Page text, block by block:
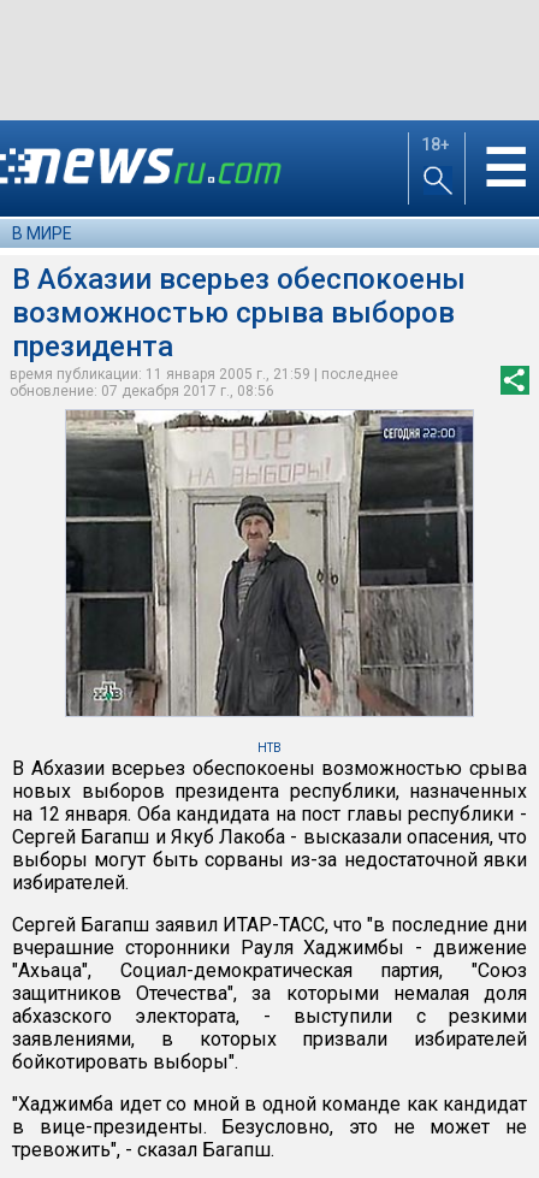
18+ ☰
В МИРЕ
В Абхазии всерьез обеспокоены
возможностью срыва выборов
президента
время публикации: 11 января 2005 г., 21:59 | последнее
обновление: 07 декабря 2017 г., 08:56
НТВ
В Абхазии всерьез обеспокоены возможностью срыва
новых выборов президента республики, назначенных
на 12 января. Оба кандидата на пост главы республики -
Сергей Багапш и Якуб Лакоба - высказали опасения, что
выборы могут быть сорваны из-за недостаточной явки
избирателей.
Сергей Багапш заявил ИТАР-ТАСС, что "в последние дни
вчерашние сторонники Рауля Хаджимбы - движение
"Ахьаца", Социал-демократическая партия, "Союз
защитников Отечества", за которыми немалая доля
абхазского электората, - выступили с резкими
заявлениями, в которых призвали избирателей
бойкотировать выборы".
"Хаджимба идет со мной в одной команде как кандидат
в вице-президенты. Безусловно, это не может не
тревожить", - сказал Багапш.